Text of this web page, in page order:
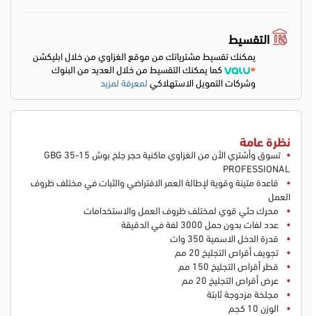
التقسيط
يمكنك تقسيط مشترياتك من موقع الغزاوي من خلال ابليكشن
كما يمكنك التقسيط من خلال العديد من البنوك
وشركات التمويل الاستهلاكيلمعرفة لمزيد
نظرة عامة
تسوق وأشتري الأن من الغزاوي ماكنية حجر جلخ بوش GBG 35-15
PROFESSIONAL
قاعدة متينة وقوية لإطالة العمر الافتراضي والثبات في مختلف ظروف
العمل
محرك حثي قوي لمختلف ظروف العمل والاستخدامات
عدد لفات بدون حمل 3000 لفة في الدقيقة
قدرة الدخل الاسمية 350 وات
تجويف أقراص التجليخ 20 مم
قطر أقراص التجليخ 150 مم
عرض أقراص التجليخ 20 مم
مجلخة مزدوجة ثابتة
الوزن 10 كجم